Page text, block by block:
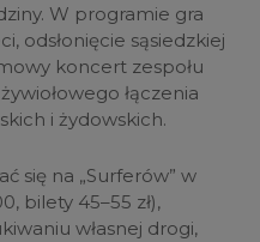
W programie gra
odsłonięcie sąsiedzkiej
koncert zespołu
łączenia
i żydowskich.
się na „Surferów” w
bilety 45–55 zł),
własnej drogi,